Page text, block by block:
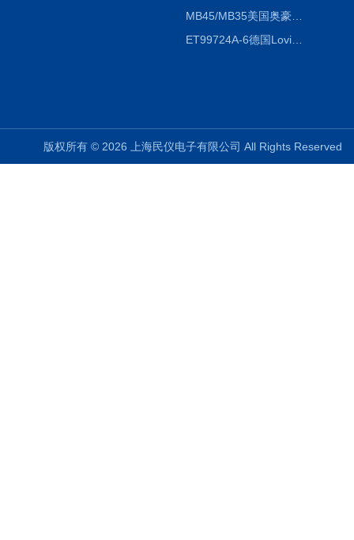
MB45/MB35美国奥豪斯OHAUS MB45/MB35卤素红外水分测定仪
ET99724A-6德国Lovibond ET99724A-6微电脑BOD测定仪
版权所有 © 2026 上海民仪电子有限公司 All Rights